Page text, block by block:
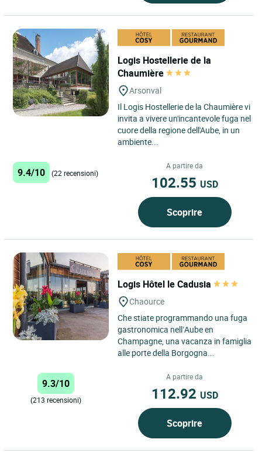
Logis Hostellerie de la
Chaumière
Arsonval
Il Logis Hostellerie de la Chaumière vi
invita a vivere un'incantevole fuga nel
cuore della regione dell'Aube, in un
ambiente...
9.4/10 (22 recensioni)
A partire da
102.55 USD
Scoprire
Logis Hôtel le Cadusia
Chaource
Che stiate programmando una fuga
gastronomica nell’Aube en
Champagne, una vacanza in famiglia
alle porte della Borgogna...
9.3/10
(213 recensioni)
A partire da
112.92 USD
Scoprire